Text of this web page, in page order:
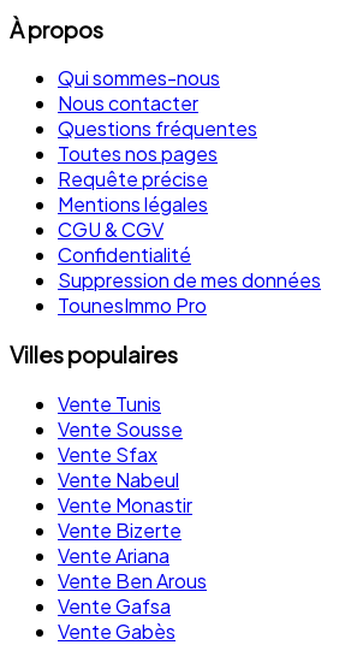
À propos
Qui sommes-nous
Nous contacter
Questions fréquentes
Toutes nos pages
Requête précise
Mentions légales
CGU & CGV
Confidentialité
Suppression de mes données
TounesImmo Pro
Villes populaires
Vente Tunis
Vente Sousse
Vente Sfax
Vente Nabeul
Vente Monastir
Vente Bizerte
Vente Ariana
Vente Ben Arous
Vente Gafsa
Vente Gabès